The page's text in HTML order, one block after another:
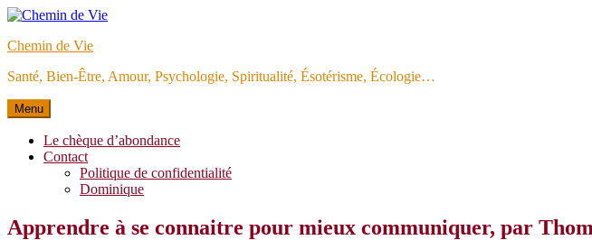
Aller
contenu
Chemin de Vie
Santé, Bien-Être, Amour, Psychologie, Spiritualité, Ésotérisme, Écologie…
Menu
Le chèque d’abondance
Contact
Politique de confidentialité
Dominique
Apprendre à se connaitre pour mieux communiquer, par